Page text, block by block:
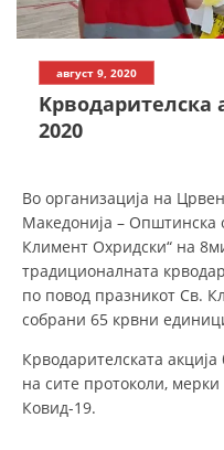
СТРУКТУРА
август 9, 2020
Kрводарителска
2020
Во организација на
Македонија – Општинска
Климент Охридски“ на
традиционалната
по повод празникот Св.
собрани 65 крвни
Крводарителската
на сите протоколи,
Ковид-19.